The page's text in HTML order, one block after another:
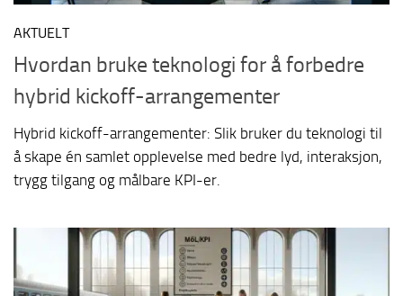
AKTUELT
Hvordan bruke teknologi for å forbedre
hybrid kickoff-arrangementer
Hybrid kickoff-arrangementer: Slik bruker du teknologi til
å skape én samlet opplevelse med bedre lyd, interaksjon,
trygg tilgang og målbare KPI-er.